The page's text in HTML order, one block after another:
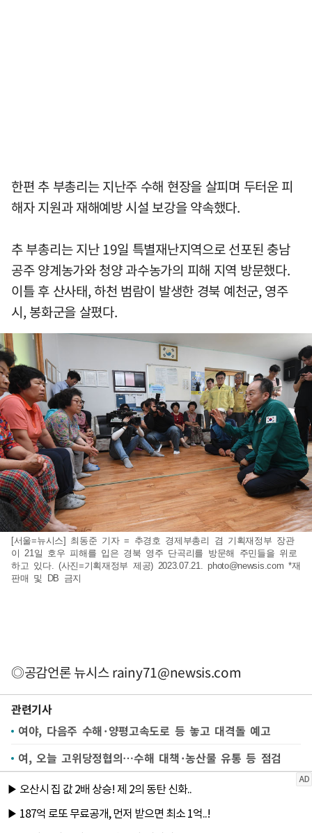
한편 추 부총리는 지난주 수해 현장을 살피며 두터운 피
해자 지원과 재해예방 시설 보강을 약속했다.
추 부총리는 지난 19일 특별재난지역으로 선포된 충남
공주 양계농가와 청양 과수농가의 피해 지역 방문했다.
이틀 후 산사태, 하천 범람이 발생한 경북 예천군, 영주
시, 봉화군을 살폈다.
[서울=뉴시스] 최동준 기자 = 추경호 경제부총리 겸 기획재정부 장관
이 21일 호우 피해를 입은 경북 영주 단곡리를 방문해 주민들을 위로
하고 있다. (사진=기획재정부 제공) 2023.07.21.photo@newsis.com *재
판매 및 DB 금지
◎공감언론 뉴시스rainy71@newsis.com
관련기사
여야, 다음주 수해·양평고속도로 등 놓고 대격돌 예고
여, 오늘 고위당정협의…수해 대책·농산물 유통 등 점검